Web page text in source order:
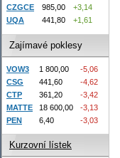
CZGCE
985,00
+3,14
UQA
441,80 +1,61
Zajímavé poklesy
VOW3 1 800,00
-5,06
CSG
441,60
-4,62
CTP
361,20
-3,42
MATTE
18 600,00
-3,13
PEN
6,40 -3,03
Kurzovní lístek